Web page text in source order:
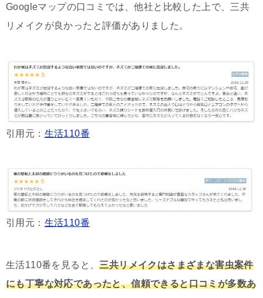
Googleマップの口コミでは、他社と比較した上で、三共
リメイクが良かったと評価がありました。
引用元： 生活110番
引用元： 生活110番
生活110番を見ると、三共リメイクはさまざまな害虫案件
にも丁寧な対応であったと、信頼できると口コミが多数あ